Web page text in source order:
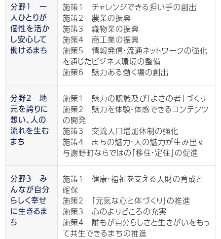
分野1 一
人ひとりが
個性を活か
し安心して
働けるまち
施策1 チャレンジできる担い手の創出
施策2 農業の振興
施策3 織物業の振興
施策4 商工業の振興
施策5 情報発信・流通ネットワークの強化
を通じたビジネス環境の整備
施策6 魅力ある働く場の創出
分野2 地
元を誇りに
想い、人の
流れを生む
まち
施策1 魅力の認識及び「よさの者」づくり
施策2 魅力を体験・体感できるコンテンツ
の開発
施策3 交流人口増加体制の強化
施策4 まちの魅力・人の魅力が生み出す
与謝野町ならではの「移住・定住」の促進
分野3 み
んなが自分
らしく幸せ
に生きるま
ち
施策1 健康・福祉を支える人財の育成と
確保
施策2 「元気な心と体づくり」の推進
施策3 心のよりどころの充実
施策4 誰もが自分らしさと生きがいをもっ
て共生できるまちの推進